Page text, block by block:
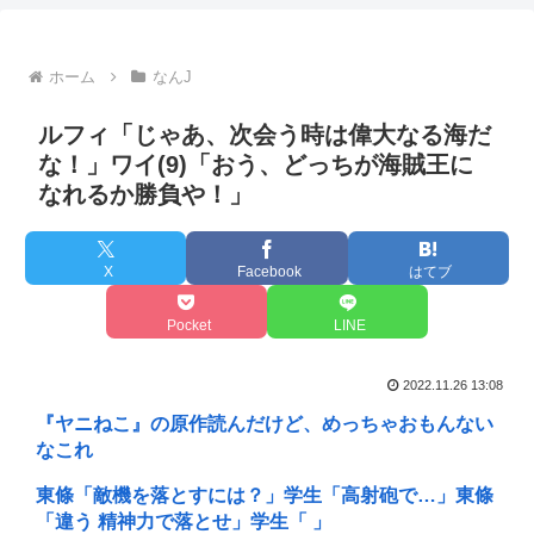
ホーム なんJ
ルフィ「じゃあ、次会う時は偉大なる海だ
な！」ワイ(9)「おう、どっちが海賊王に
なれるか勝負や！」
X Facebook はてブ
Pocket LINE
2022.11.26 13:08
『ヤニねこ』の原作読んだけど、めっちゃおもんない
なこれ
東條「敵機を落とすには？」学生「高射砲で…」東條
「違う 精神力で落とせ」学生「 」